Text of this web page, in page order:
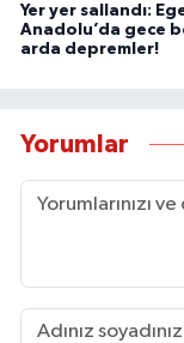
Yer yer sallandı:
Anadolu’da gece
arda depremler!
Yorumlar